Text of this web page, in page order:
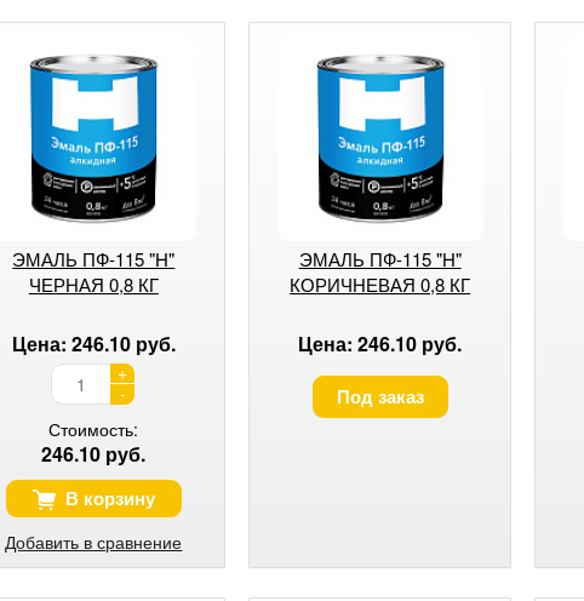
ЭМАЛЬ ПФ-115 "H"
ЧЕРНАЯ 0,8 КГ
Цена: 246.10 руб.
+
-
Стоимость:
246.10 руб.
В корзину
Добавить в сравнение
ЭМАЛЬ ПФ-115 "H"
КОРИЧНЕВАЯ 0,8 КГ
Цена: 246.10 руб.
Под заказ